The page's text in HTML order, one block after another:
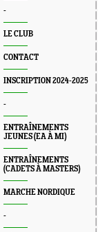
-
LE CLUB
CONTACT
INSCRIPTION 2024-2025
-
ENTRAÎNEMENTS
JEUNES (EA À MI)
ENTRAÎNEMENTS
(CADETS À MASTERS)
MARCHE NORDIQUE
-